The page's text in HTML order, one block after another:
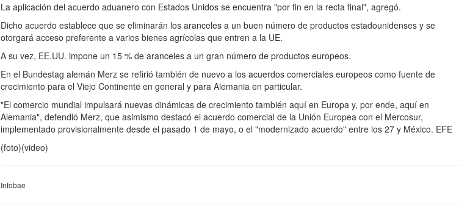
La aplicación del acuerdo aduanero con Estados Unidos se encuentra "por fin en la recta final", agregó.
Dicho acuerdo establece que se eliminarán los aranceles a un buen número de productos estadounidenses y se
otorgará acceso preferente a varios bienes agrícolas que entren a la UE.
A su vez, EE.UU. impone un 15 % de aranceles a un gran número de productos europeos.
En el Bundestag alemán Merz se refirió también de nuevo a los acuerdos comerciales europeos como fuente de
crecimiento para el Viejo Continente en general y para Alemania en particular.
"El comercio mundial impulsará nuevas dinámicas de crecimiento también aquí en Europa y, por ende, aquí en
Alemania", defendió Merz, que asimismo destacó el acuerdo comercial de la Unión Europea con el Mercosur,
implementado provisionalmente desde el pasado 1 de mayo, o el "modernizado acuerdo" entre los 27 y México. EFE
(foto)(video)
Infobae